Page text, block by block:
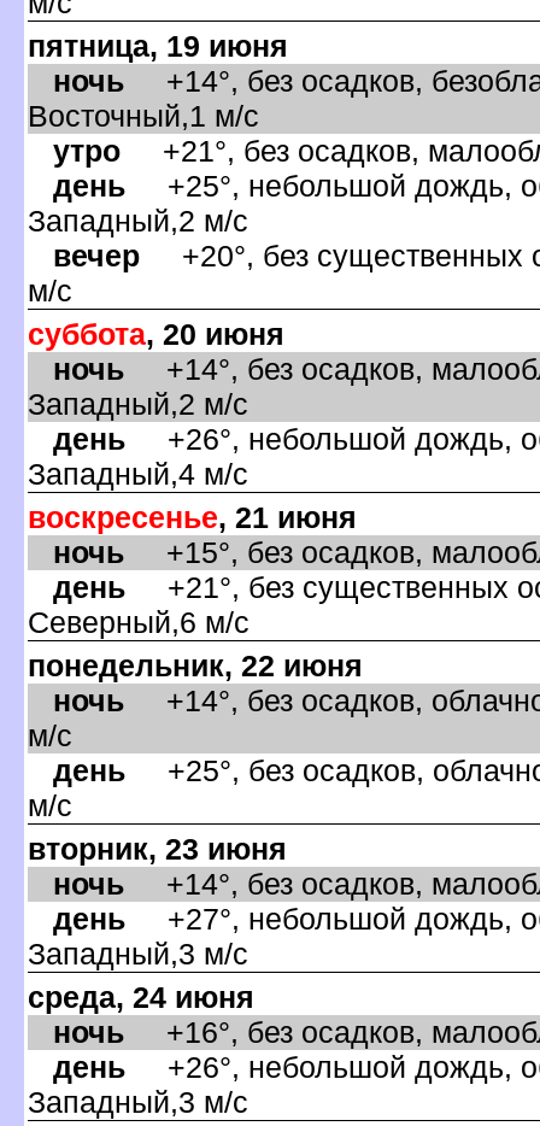
пятница, 19 июня
ночь +14°, без осадков,
осточный,1 м/с
утро +21°, без осадков,
день +25°, небольшой дождь,
Западный,2 м/с
ечер +20°, без существенных
м/с
суббота, 20 июня
ночь +14°, без осадков,
Западный,2 м/с
день +26°, небольшой дождь,
Западный,4 м/с
оскресенье, 21 июня
ночь +15°, без осадков,
день +21°, без существенных
Северный,6 м/с
понедельник, 22 июня
ночь +14°, без осадков,
м/с
день +25°, без осадков,
м/с
торник, 23 июня
ночь +14°, без осадков,
день +27°, небольшой дождь,
Западный,3 м/с
среда, 24 июня
ночь +16°, без осадков,
день +26°, небольшой дождь,
Западный,3 м/с